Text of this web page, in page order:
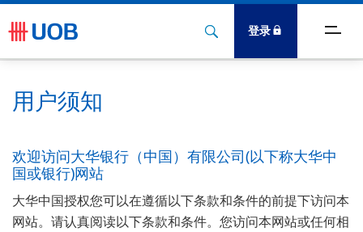
登录
消息
用户须知
欢迎访问大华银行（中国）有限公司(以下称大华中
国或银行)网站
大华中国授权您可以在遵循以下条款和条件的前提下访问本
网站。请认真阅读以下条款和条件。您访问本网站或任何相